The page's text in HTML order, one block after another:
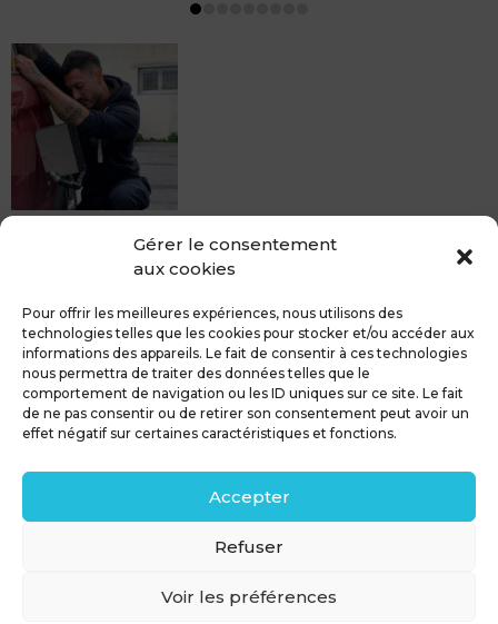
Gérer le consentement
aux cookies
Pour offrir les meilleures expériences, nous utilisons des
technologies telles que les cookies pour stocker et/ou accéder aux
informations des appareils. Le fait de consentir à ces technologies
nous permettra de traiter des données telles que le
comportement de navigation ou les ID uniques sur ce site. Le fait
de ne pas consentir ou de retirer son consentement peut avoir un
effet négatif sur certaines caractéristiques et fonctions.
Accepter
Refuser
Voir les préférences
peinture, sans rendez-vous mais Avec le sourire :)
du débosselage vous accueille sans rendez-...
MDCS GROUPE
Mentions légales
Confidentialité & RGPD
Contact
Politique de cookies (UE)